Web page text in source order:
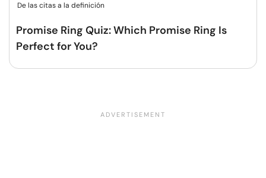
De las citas a la definición
Promise Ring Quiz: Which Promise Ring Is
Perfect for You?